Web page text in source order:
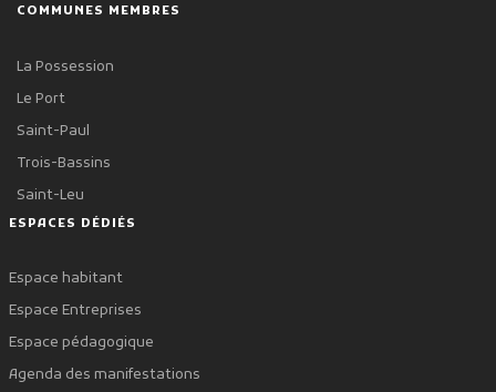
COMMUNES MEMBRES
La Possession
Le Port
Saint-Paul
Trois-Bassins
Saint-Leu
ESPACES DÉDIÉS
Espace habitant
Espace Entreprises
Espace pédagogique
Agenda des manifestations